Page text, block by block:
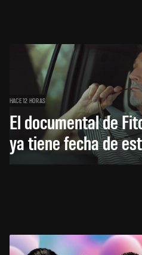
HACE 12 HORAS
El documental de
ya tiene fecha de